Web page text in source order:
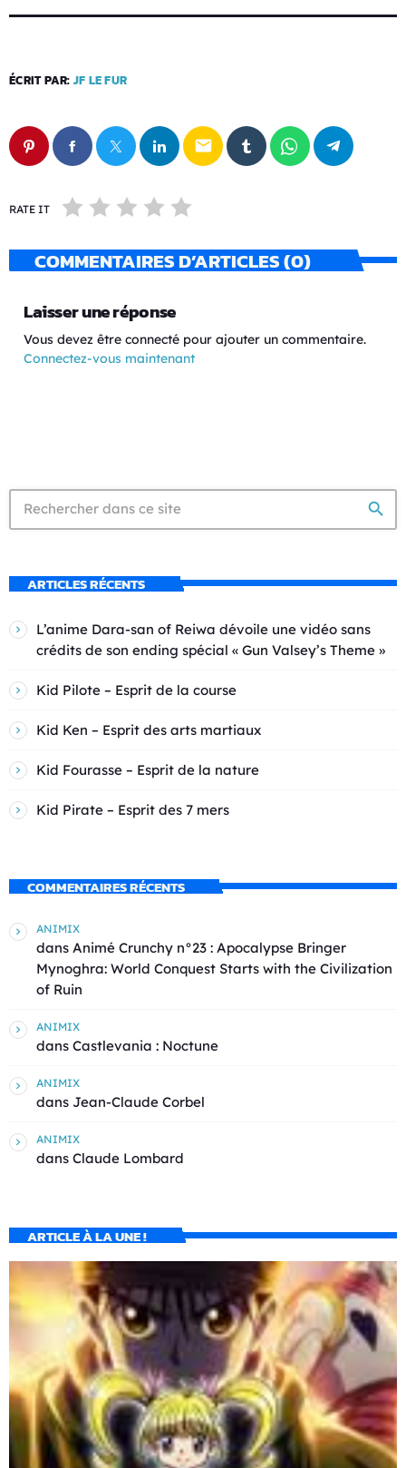
ÉCRIT PAR: JF LE FUR
email
RATE IT
COMMENTAIRES D’ARTICLES (0)
Laisser une réponse
Vous devez être connecté pour ajouter un commentaire.
Connectez-vous maintenant
search
ARTICLES RÉCENTS
L’anime Dara-san of Reiwa dévoile une vidéo sans
crédits de son ending spécial « Gun Valsey’s Theme »
Kid Pilote – Esprit de la course
Kid Ken – Esprit des arts martiaux
Kid Fourasse – Esprit de la nature
Kid Pirate – Esprit des 7 mers
COMMENTAIRES RÉCENTS
ANIMIX
dans Animé Crunchy n°23 : Apocalypse Bringer
Mynoghra: World Conquest Starts with the Civilization
of Ruin
ANIMIX
dans Castlevania : Noctune
ANIMIX
dans Jean-Claude Corbel
ANIMIX
dans Claude Lombard
ARTICLE À LA UNE !